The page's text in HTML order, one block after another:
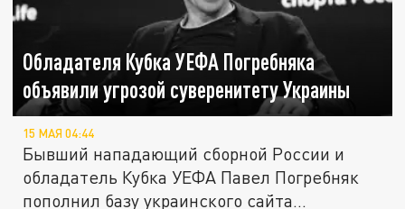
Обладателя Кубка УЕФА Погребняка
объявили угрозой суверенитету Украины
15 МАЯ 04:44
Бывший нападающий сборной России и
обладатель Кубка УЕФА Павел Погребняк
пополнил базу украинского сайта...